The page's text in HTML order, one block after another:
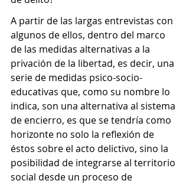
A partir de las largas entrevistas con
algunos de ellos, dentro del marco
de las medidas alternativas a la
privación de la libertad, es decir, una
serie de medidas psico-socio-
educativas que, como su nombre lo
indica, son una alternativa al sistema
de encierro, es que se tendría como
horizonte no solo la reflexión de
éstos sobre el acto delictivo, sino la
posibilidad de integrarse al territorio
social desde un proceso de